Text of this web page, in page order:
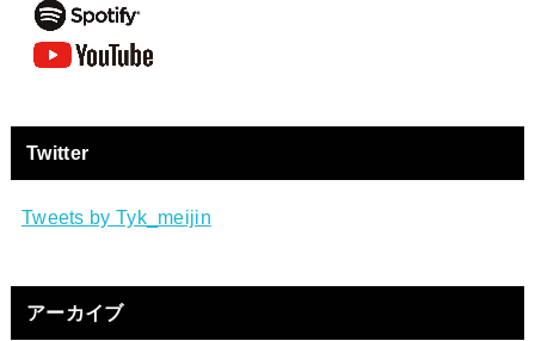
Twitter
Tweets by Tyk_meijin
アーカイブ